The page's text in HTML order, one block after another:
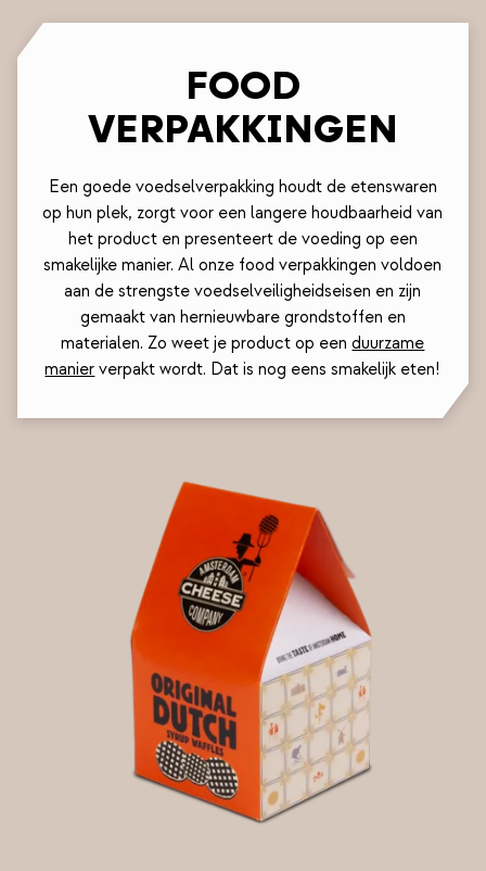
FOOD
VERPAKKINGEN
Een goede voedselverpakking houdt de etenswaren
op hun plek, zorgt voor een langere houdbaarheid van
het product en presenteert de voeding op een
smakelijke manier. Al onze food verpakkingen voldoen
aan de strengste voedselveiligheidseisen en zijn
gemaakt van hernieuwbare grondstoffen en
materialen. Zo weet je product op eenduurzame
manier verpakt wordt. Dat is nog eens smakelijk eten!